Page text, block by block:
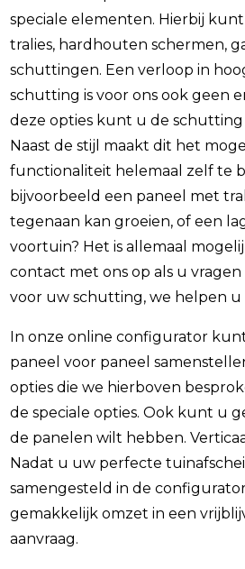
speciale elementen. Hierbij
tralies, hardhouten schermen,
schuttingen. Een verloop in
schutting is voor ons ook geen
deze opties kunt u de schutting
Naast de stijl maakt dit het
functionaliteit helemaal zelf te
bijvoorbeeld een paneel met
tegenaan kan groeien, of een
voortuin? Het is allemaal
contact met ons op als u
voor uw schutting, we helpen u
In onze online configurator
paneel voor paneel
opties die we hierboven
de speciale opties. Ook kunt u
de panelen wilt hebben.
Nadat u uw perfecte
samengesteld in de
gemakkelijk omzet in een
aanvraag.